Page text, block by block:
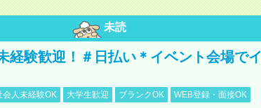
未読
経験歓迎！＃日払い＊イベント会場で
会人未経験OK 大学生歓迎 ブランクOK WEB登録・面接OK